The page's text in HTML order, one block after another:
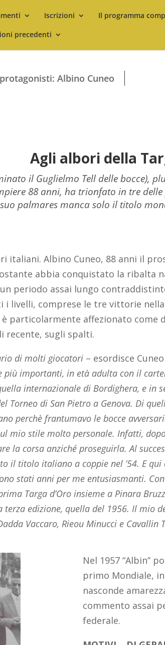
Iscrizioni Il programma
precedenti
Albino Cuneo
Agli albori della
il Guglielmo Tell delle bocce),
88 anni, ha trionfato in tre
suo palmares manca solo il titolo
italiani. Albino Cuneo, 88 anni il
abbia conquistato la ribalta
periodo assai lungo
i livelli, comprese le tre vittorie
è particolarmente affezionato come
recente, sugli spalti.
di molti giocatori – esordisce
più importanti, in età adulta con il
internazionale di Bordighera, e in
Torneo di San Pietro a Genova. Di
perchè frantumavo le bocce
mio stile molto personale. Infatti,
la corsa anziché proseguirla. Al
il titolo italiano a coppie nel ’54. E qui
stati anni per me entusiasmanti.
Targa d’Oro insieme a Pinara
terza edizione, quella del 1956. Il mio
Vaccaro, Rieou Minucci e Cavallin
Nel 1957 “Albin”
primo Mondiale,
nasconde
commento assai
federale.